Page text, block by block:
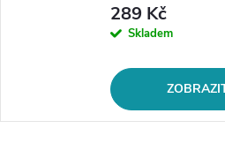
289 Kč
Skladem